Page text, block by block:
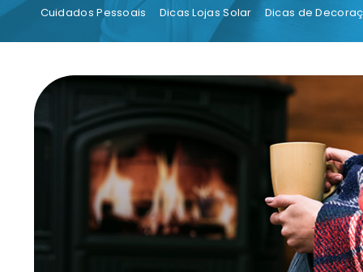
Cuidados Pessoais Dicas Lojas Solar Dicas de